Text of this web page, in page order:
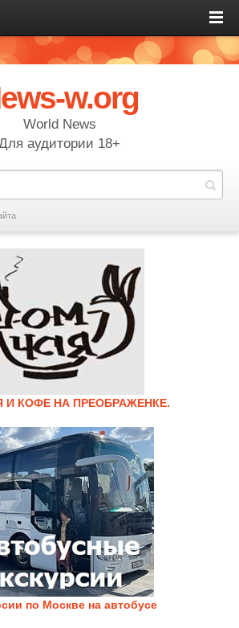
w.org
World News
аудитории 18+
И КОФЕ НА ПРЕОБРАЖЕНКЕ.
по Москве на автобусе